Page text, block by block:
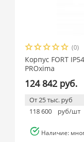
(0)
Корпус FORT
PROxima
124 842 руб.
От 25 тыс. руб
118 600
руб/шт
Наличие: